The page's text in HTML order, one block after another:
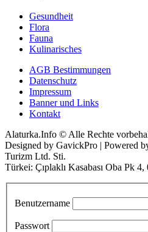
Gesundheit
Flora
Fauna
Kulinarisches
AGB Bestimmungen
Datenschutz
Impressum
Banner und Links
Kontakt
Alaturka.Info © Alle Rechte
Designed by GavickPro | Powered
Turizm Ltd. Sti.
Türkei: Çıplaklı Kasabası Oba Pk
Benutzername
Passwort